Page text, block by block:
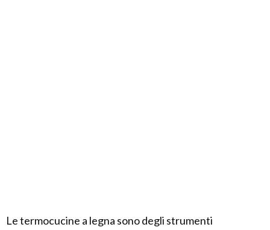
Le termocucine a legna sono degli strumenti